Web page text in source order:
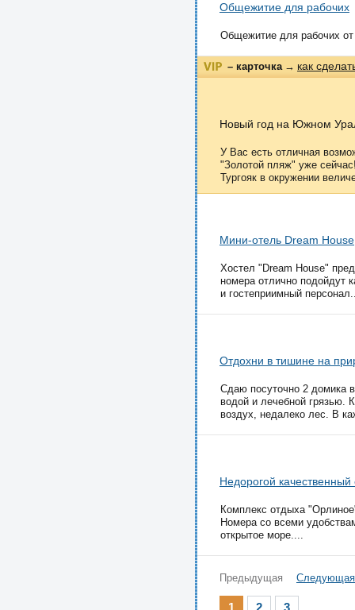
Общежитие для рабочих
Общежитие для рабочих от
– карточка → как
Новый год на Южном
У Вас есть отличная
"Золотой пляж" уже
Тургояк в окружении
Мини-отель Dream House
Хостел "Dream House"
номера отлично подойдут
и гостеприимный
Отдохни в тишине на
Сдаю посуточно 2 домика
водой и лечебной грязью.
воздух, недалеко лес. В
Недорогой
Комплекс отдыха
Номера со всеми
открытое море....
Предыдущая Следующая
1 2 3